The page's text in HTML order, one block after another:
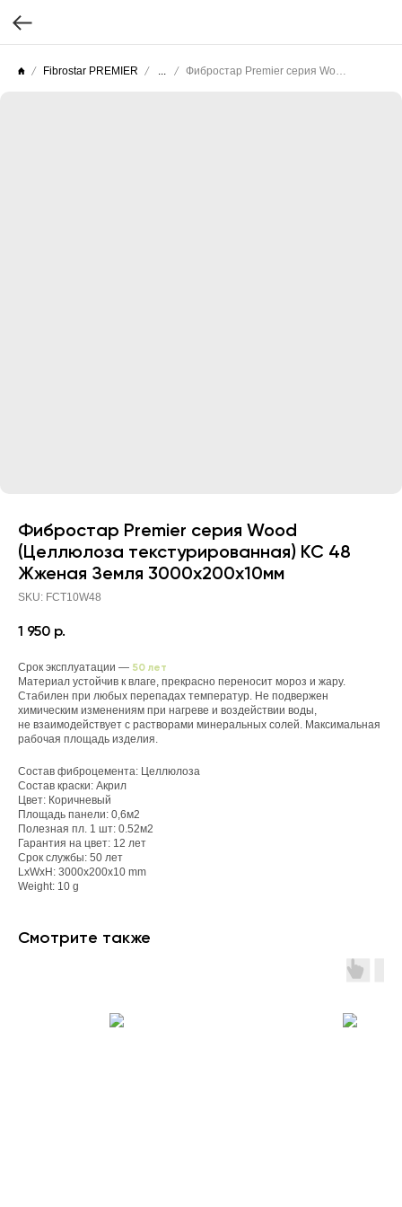
Fibrostar PREMIER
Фибростар Premier серия Wood
(Целлюлоза текстурированная) КС 48
Жженая Земля 3000х200х10мм
SKU: FCT10W48
1 950 р.
Срок эксплуатации — 50 лет
Материал устойчив к влаге, прекрасно переносит мороз и жару.
Стабилен при любых перепадах температур. Не подвержен
химическим изменениям при нагреве и воздействии воды,
не взаимодействует с растворами минеральных солей. Максимальная
рабочая площадь изделия.
Состав фиброцемента: Целлюлоза
Состав краски: Акрил
Цвет: Коричневый
Площадь панели: 0,6м2
Полезная пл. 1 шт: 0.52м2
Гарантия на цвет: 12 лет
Срок службы: 50 лет
LxWxH: 3000x200x10 mm
Weight: 10 g
Смотрите также